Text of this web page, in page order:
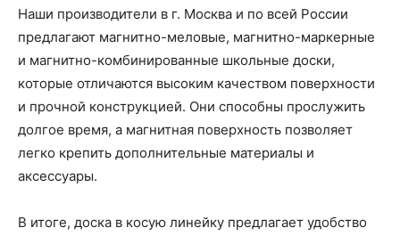
Наши производители в г. Москва и по всей России
предлагают магнитно-меловые, магнитно-маркерные
и магнитно-комбинированные школьные доски,
которые отличаются высоким качеством поверхности
и прочной конструкцией. Они способны прослужить
долгое время, а магнитная поверхность позволяет
легко крепить дополнительные материалы и
аксессуары.
В итоге, доска в косую линейку предлагает удобство